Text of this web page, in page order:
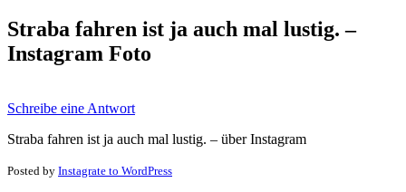
Straba fahren ist ja auch mal lustig. –
Instagram Foto
Schreibe eine Antwort
Straba fahren ist ja auch mal lustig. – über Instagram
Posted by Instagrate to WordPress